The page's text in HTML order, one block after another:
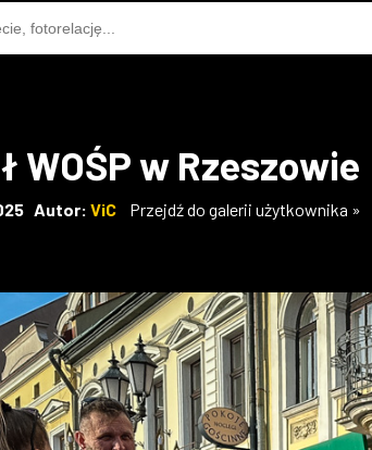
WOŚP w Rzeszowie
Autor: ViC Przejdź do galerii użytkownika »